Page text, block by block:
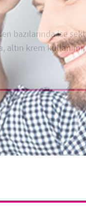
bazılarında ise
altın krem